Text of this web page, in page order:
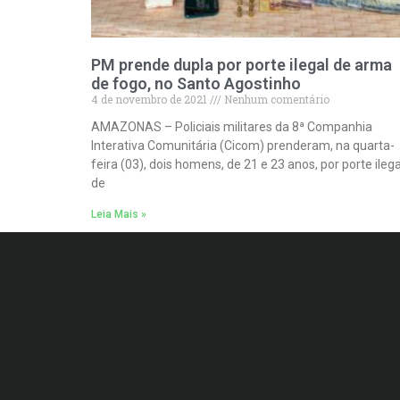
PM prende dupla por porte ilegal de arma
de fogo, no Santo Agostinho
4 de novembro de 2021
Nenhum comentário
AMAZONAS – Policiais militares da 8ª Companhia
Interativa Comunitária (Cicom) prenderam, na quarta-
feira (03), dois homens, de 21 e 23 anos, por porte
de
Leia Mais »